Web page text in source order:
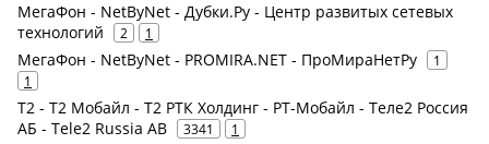
МегаФон - NetByNet - Дубки.Ру - Центр развитых сетевых
технологий
2 1
МегаФон - NetByNet - PROMIRA.NET - ПроМираНетРу
1
1
Т2 - Т2 Мобайл - Т2 РТК Холдинг - РТ-Мобайл - Теле2 Россия
АБ - Tele2 Russia AB
3341 1